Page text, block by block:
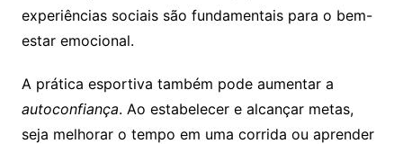
experiências sociais são fundamentais para o bem-
estar emocional.
A prática esportiva também pode aumentar a
autoconfiança. Ao estabelecer e alcançar metas,
seja melhorar o tempo em uma corrida ou aprender